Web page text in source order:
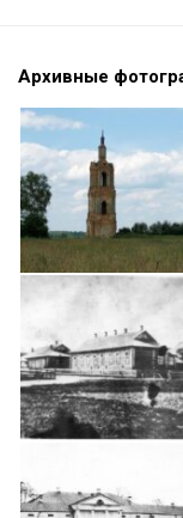
Архивные